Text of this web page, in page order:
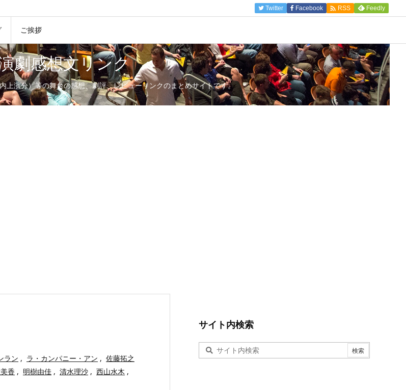
ご挨拶
Twitter Facebook  RSS Feedly
劇感想文リンク
上演分）等の舞台の感想、劇評、レビューリンクのまとめサイトです。
ラン , ラ・カンパニー・アン , 佐藤拓之
香 , 明樹由佳 , 清水理沙 , 西山水木 ,
サイト内検索